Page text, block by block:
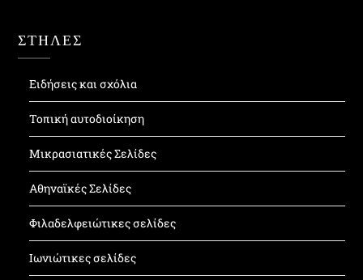
ΣΤΗΛΕΣ
Ειδήσεις και σχόλια
Τοπική αυτοδιοίκηση
Μικρασιατικές Σελίδες
Αθηναϊκές Σελίδες
Φιλαδελφειώτικες σελίδες
Ιωνιώτικες σελίδες